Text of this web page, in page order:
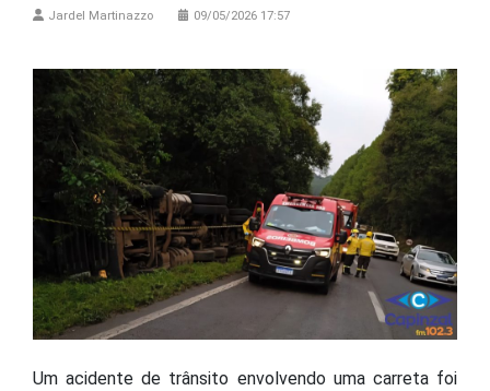
Jardel Martinazzo 09/05/2026 17:57
Um acidente de trânsito envolvendo uma carreta foi